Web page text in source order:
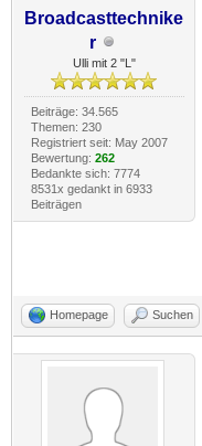
Broadcasttechnike
r
Ulli mit 2 "L"
Beiträge: 34.565
Themen: 230
Registriert seit: May 2007
Bewertung: 262
Bedankte sich: 7774
8531x gedankt in 6933
Beiträgen
Homepage Suchen